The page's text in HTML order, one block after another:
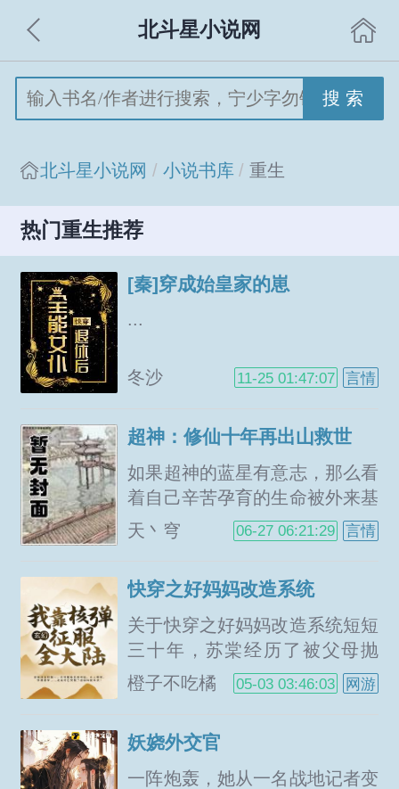
北斗星小说网
搜 索
北斗星小说网 小说书库 重生
热门重生推荐
[秦]穿成始皇家的崽
...
冬沙 11-25 01:47:07 言情
超神：修仙十年再出山救世
如果超神的蓝星有意志，那么看
着自己辛苦孕育的生命被外来基
因逐步同化，祂会怎么样？如果
给祂一次机会，祂又会如何自
应我的只有我自己于是，一个灵
气充沛的宇宙迎来了第一位修真
者修真，逆天而行，夺天地之造
化！到头来这是救赎还是驱虎吞
狼，一切只能交由时间去证明
天丶穹 06-27 06:21:29 言情
快穿之好妈妈改造系统
关于快穿之好妈妈改造系统短短
三十年，苏棠经历了被父母抛
弃，被爱人好友背叛，被子女厌
恶，贫穷，饥寒，病痛，似乎世
上，临死之际，她得知原来自己
经历的所有苦痛都来源于前世对
橙子不吃橘 05-03 03:46:03 网游
妖娆外交官
一阵炮轰，她从一名战地记者变